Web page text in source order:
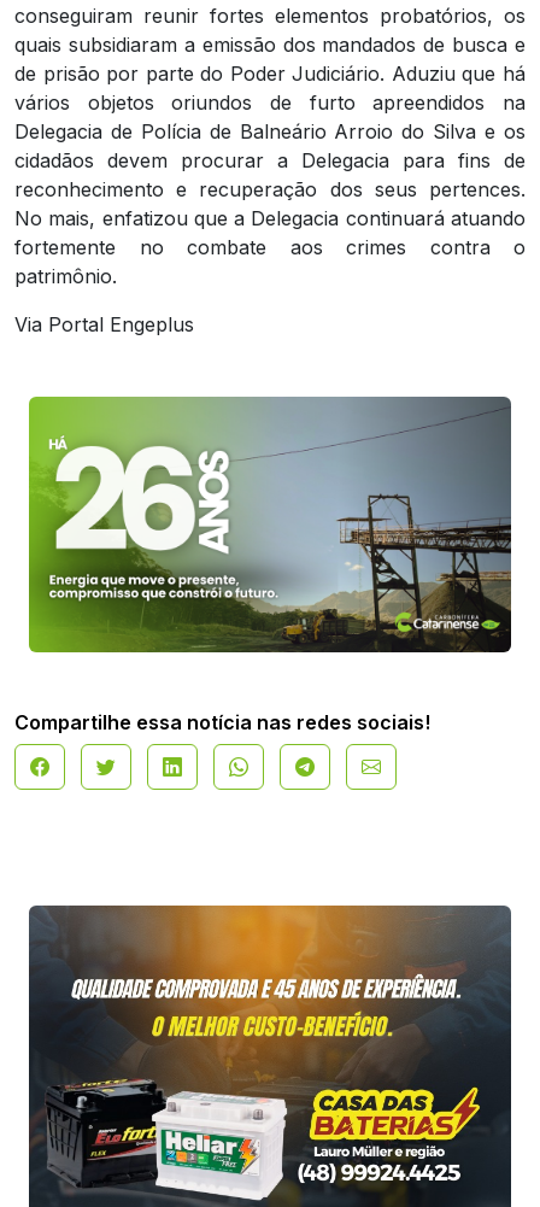
conseguiram reunir fortes elementos probatórios, os
quais subsidiaram a emissão dos mandados de busca e
de prisão por parte do Poder Judiciário. Aduziu que há
vários objetos oriundos de furto apreendidos na
Delegacia de Polícia de Balneário Arroio do Silva e os
cidadãos devem procurar a Delegacia para fins de
reconhecimento e recuperação dos seus pertences.
No mais, enfatizou que a Delegacia continuará atuando
fortemente no combate aos crimes contra o
patrimônio.
Via Portal Engeplus
Compartilhe essa notícia nas redes sociais!